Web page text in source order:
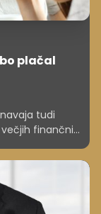
plačal
tudi
finančnih
za partnerske